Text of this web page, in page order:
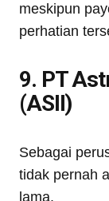
meskipun
perhatian
9. PT
(ASII)
Sebagai
tidak pernah
lama.